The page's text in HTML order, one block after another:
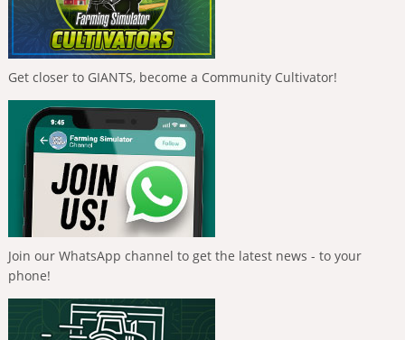
Get closer to GIANTS, become a Community Cultivator!
Join our WhatsApp channel to get the latest news - to your
phone!